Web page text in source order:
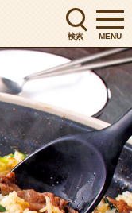
検索 MENU